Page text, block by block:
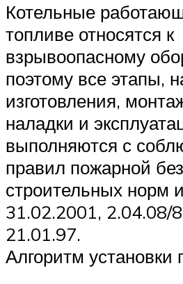
Котельные
топливе относятся к
взрывоопасному
поэтому все этапы,
изготовления,
наладки и
выполняются с
правил пожарной
строительных норм
31.02.2001, 2.04.08/
21.01.97.
Алгоритм установки